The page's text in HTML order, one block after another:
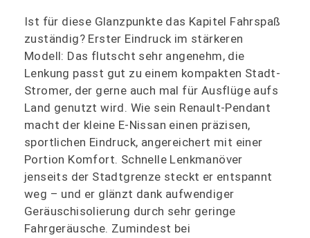
Ist für diese Glanzpunkte das Kapitel Fahrspaß
zuständig? Erster Eindruck im stärkeren
Modell: Das flutscht sehr angenehm, die
Lenkung passt gut zu einem kompakten Stadt-
Stromer, der gerne auch mal für Ausflüge aufs
Land genutzt wird. Wie sein Renault-Pendant
macht der kleine E-Nissan einen präzisen,
sportlichen Eindruck, angereichert mit einer
Portion Komfort. Schnelle Lenkmanöver
jenseits der Stadtgrenze steckt er entspannt
weg – und er glänzt dank aufwendiger
Geräuschisolierung durch sehr geringe
Fahrgeräusche. Zumindest bei